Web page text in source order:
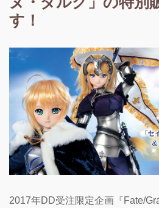
す！
2017年DD受注限定企画『Fate/